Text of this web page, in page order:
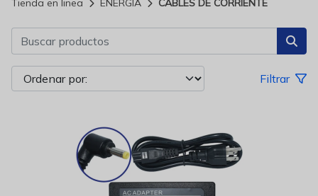
Tienda en linea ENERGIA CABLES DE CORRIENTE
Filtrar